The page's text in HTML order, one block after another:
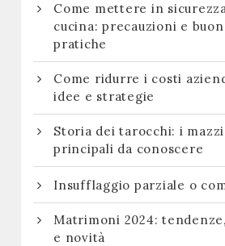
Come mettere in
cucina: precauzioni e
pratiche
Come ridurre i costi
idee e strategie
Storia dei tarocchi: i mazzi
principali da conoscere
Insufflaggio parziale o
Matrimoni 2024:
e novità